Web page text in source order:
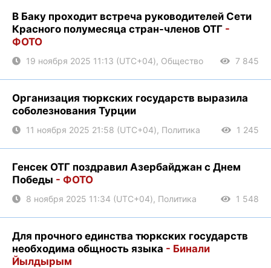
В Баку проходит встреча руководителей Сети
Красного полумесяца стран-членов ОТГ -
ФОТО
19 ноября 2025 11:13 (UTC+04), Общество 7 845
Организация тюркских государств выразила
соболезнования Турции
11 ноября 2025 21:58 (UTC+04), Политика 1 245
Генсек ОТГ поздравил Азербайджан с Днем
Победы - ФОТО
8 ноября 2025 11:34 (UTC+04), Политика 1 548
Для прочного единства тюркских государств
необходима общность языка - Бинали
Йылдырым